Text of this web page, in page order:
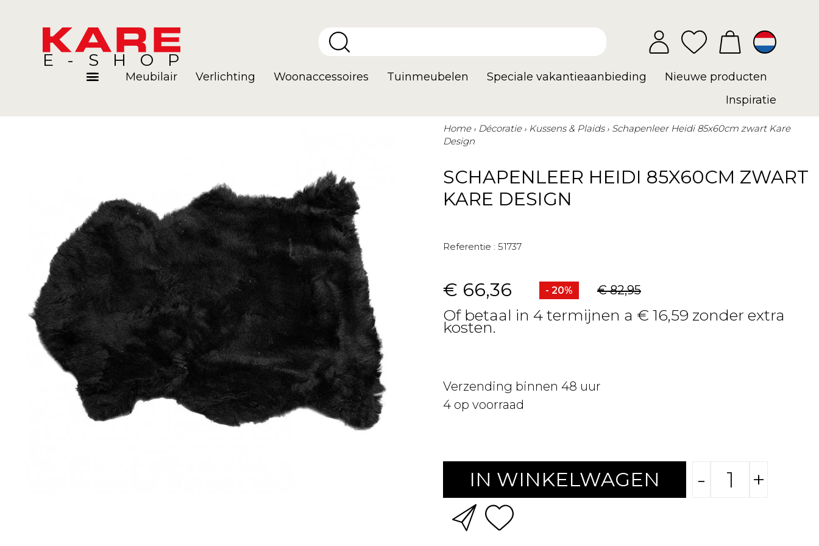
E-SHOP
Meubilair Verlichting Woonaccessoires Tuinmeubelen Speciale vakantieaanbieding
Nieuwe producten
Inspiratie
Home Décoratie Kussens & Plaids
Schapenleer Heidi 85x60cm zwart Kare
Design
SCHAPENLEER HEIDI 85X60CM ZWART
KARE DESIGN
Referentie : 51737
€ 66,36 - 20% € 82,95
Of betaal in 4 termijnen a € 16,59 zonder extra
kosten.
Verzending binnen 48 uur
4 op voorraad
IN WINKELWAGEN - +